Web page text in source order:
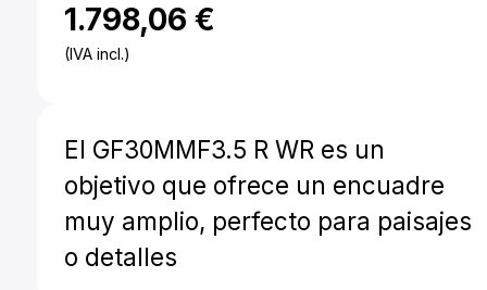
1.798,06€
(IVA incl.)
El GF30MMF3.5 R WR es un
objetivo que ofrece un encuadre
muy amplio, perfecto para paisajes
o detalles